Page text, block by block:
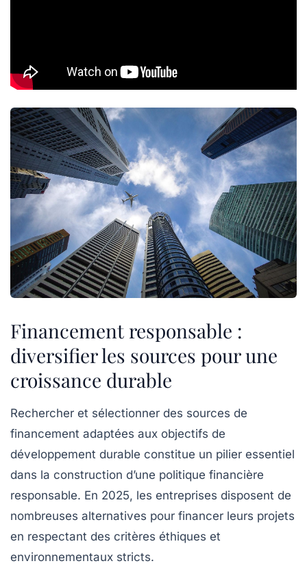
Financement responsable :
diversifier les sources pour une
croissance durable
Rechercher et sélectionner des sources de
financement adaptées aux objectifs de
développement durable constitue un pilier essentiel
dans la construction d’une politique financière
responsable. En 2025, les entreprises disposent de
nombreuses alternatives pour financer leurs projets
en respectant des critères éthiques et
environnementaux stricts.